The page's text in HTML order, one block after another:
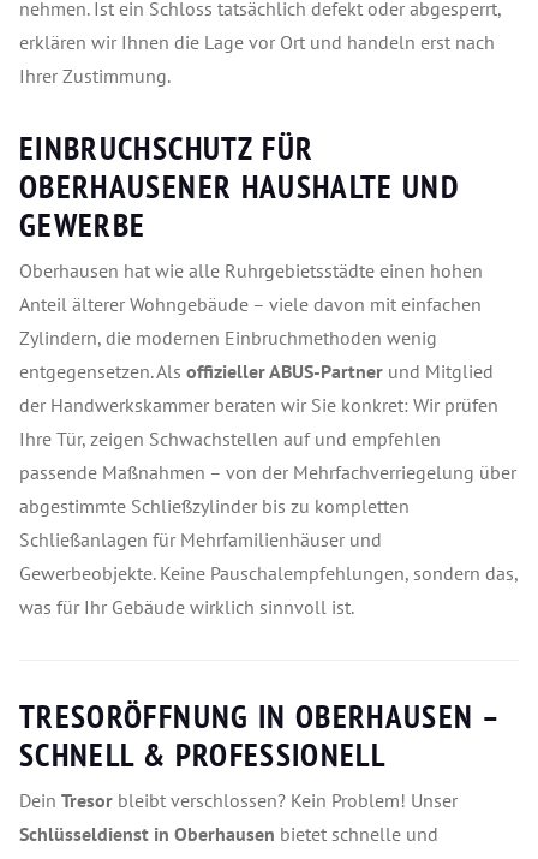
nehmen. Ist ein Schloss tatsächlich defekt oder abgesperrt,
erklären wir Ihnen die Lage vor Ort und handeln erst nach
Ihrer Zustimmung.
EINBRUCHSCHUTZ FÜR
OBERHAUSENER HAUSHALTE UND
GEWERBE
Oberhausen hat wie alle Ruhrgebietsstädte einen hohen
Anteil älterer Wohngebäude – viele davon mit einfachen
Zylindern, die modernen Einbruchmethoden wenig
entgegensetzen. Als offizieller ABUS-Partner und Mitglied
der Handwerkskammer beraten wir Sie konkret: Wir prüfen
Ihre Tür, zeigen Schwachstellen auf und empfehlen
passende Maßnahmen – von der Mehrfachverriegelung über
abgestimmte Schließzylinder bis zu kompletten
Schließanlagen für Mehrfamilienhäuser und
Gewerbeobjekte. Keine Pauschalempfehlungen, sondern das,
was für Ihr Gebäude wirklich sinnvoll ist.
TRESORÖFFNUNG IN OBERHAUSEN –
SCHNELL & PROFESSIONELL
Dein Tresor bleibt verschlossen? Kein Problem! Unser
Schlüsseldienst in Oberhausen bietet schnelle und